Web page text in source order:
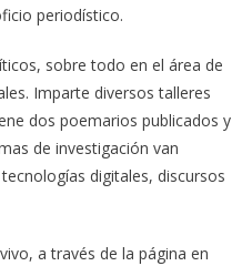
periodístico.
sobre todo en el área de
Imparte diversos talleres
dos poemarios publicados y
de investigación van
digitales, discursos
a través de la página en